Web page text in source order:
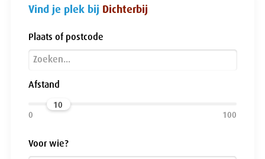
Vind je plek bij Dichterbij
Plaats of postcode
Afstand
10
Voor wie?